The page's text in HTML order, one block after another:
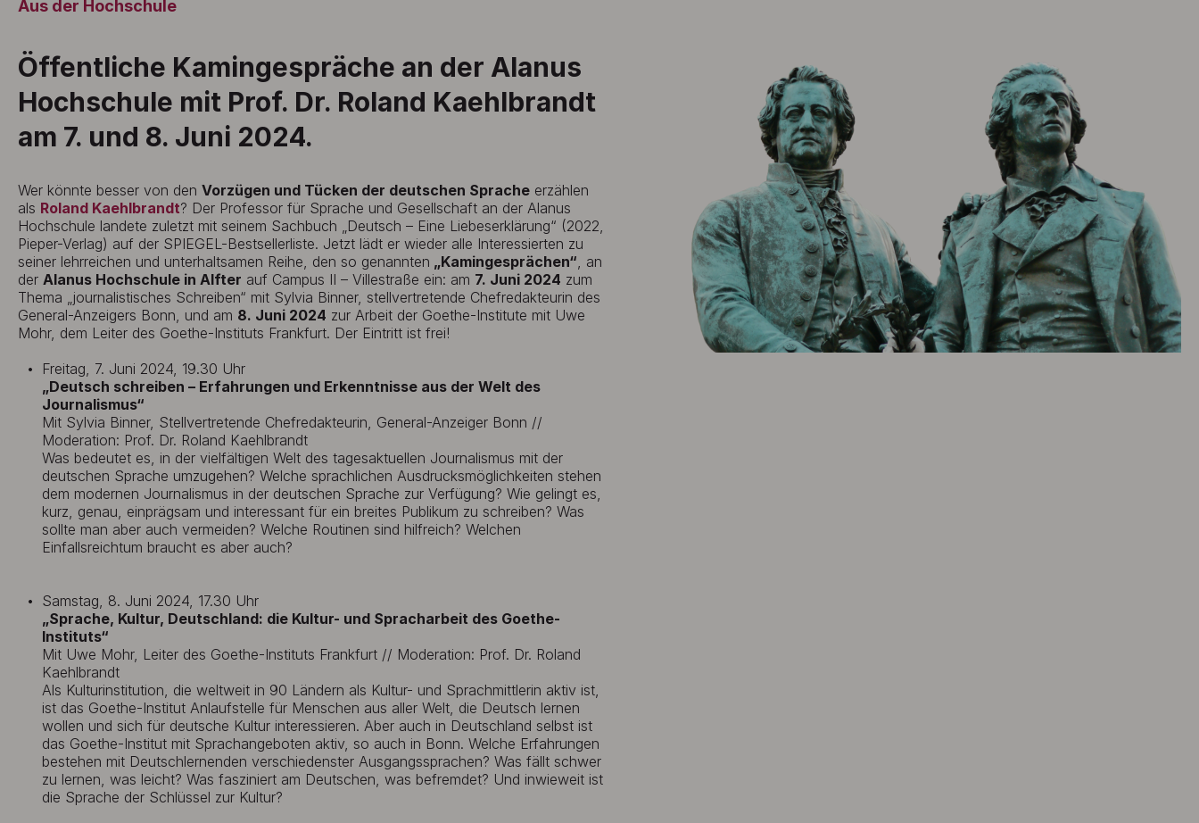
Aus der Hochschule
Öffentliche Kamingespräche an der Alanus
Hochschule mit Prof. Dr. Roland Kaehlbrandt
am 7. und 8. Juni 2024.
Wer könnte besser von den Vorzügen und Tücken der deutschen Sprache erzählen
als Roland Kaehlbrandt? Der Professor für Sprache und Gesellschaft an der Alanus
Hochschule landete zuletzt mit seinem Sachbuch „Deutsch – Eine Liebeserklärung“ (2022,
Pieper-Verlag) auf der SPIEGEL-Bestsellerliste. Jetzt lädt er wieder alle Interessierten zu
seiner lehrreichen und unterhaltsamen Reihe, den so genannten „Kamingesprächen“, an
der Alanus Hochschule in Alfter auf Campus II – Villestraße ein: am 7. Juni 2024 zum
Thema „journalistisches Schreiben“ mit Sylvia Binner, stellvertretende Chefredakteurin des
General-Anzeigers Bonn, und am 8. Juni 2024 zur Arbeit der Goethe-Institute mit Uwe
Mohr, dem Leiter des Goethe-Instituts Frankfurt. Der Eintritt ist frei!
Freitag, 7. Juni 2024, 19.30 Uhr
„Deutsch schreiben – Erfahrungen und Erkenntnisse aus der Welt des
Journalismus“
Mit Sylvia Binner, Stellvertretende Chefredakteurin, General-Anzeiger Bonn //
Moderation: Prof. Dr. Roland Kaehlbrandt
Was bedeutet es, in der vielfältigen Welt des tagesaktuellen Journalismus mit der
deutschen Sprache umzugehen? Welche sprachlichen Ausdrucksmöglichkeiten stehen
dem modernen Journalismus in der deutschen Sprache zur Verfügung? Wie gelingt es,
kurz, genau, einprägsam und interessant für ein breites Publikum zu schreiben? Was
sollte man aber auch vermeiden? Welche Routinen sind hilfreich? Welchen
Einfallsreichtum braucht es aber auch?
Samstag, 8. Juni 2024, 17.30 Uhr
„Sprache, Kultur, Deutschland: die Kultur- und Spracharbeit des Goethe-
Instituts“
Mit Uwe Mohr, Leiter des Goethe-Instituts Frankfurt // Moderation: Prof. Dr. Roland
Kaehlbrandt
Als Kulturinstitution, die weltweit in 90 Ländern als Kultur- und Sprachmittlerin aktiv ist,
ist das Goethe-Institut Anlaufstelle für Menschen aus aller Welt, die Deutsch lernen
wollen und sich für deutsche Kultur interessieren. Aber auch in Deutschland selbst ist
das Goethe-Institut mit Sprachangeboten aktiv, so auch in Bonn. Welche Erfahrungen
bestehen mit Deutschlernenden verschiedenster Ausgangssprachen? Was fällt schwer
zu lernen, was leicht? Was fasziniert am Deutschen, was befremdet? Und inwieweit ist
die Sprache der Schlüssel zur Kultur?